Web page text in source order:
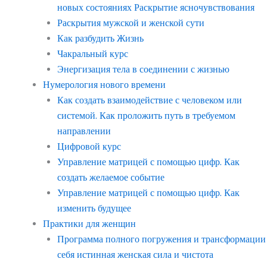
новых состояниях Раскрытие ясночувствования
Раскрытия мужской и женской сути
Как разбудить Жизнь
Чакральный курс
Энергизация тела в соединении с жизнью
Нумерология нового времени
Как создать взаимодействие с человеком или
системой. Как проложить путь в требуемом
направлении
Цифровой курс
Управление матрицей с помощью цифр. Как
создать желаемое событие
Управление матрицей с помощью цифр. Как
изменить будущее
Практики для женщин
Программа полного погружения и трансформации
себя истинная женская сила и чистота